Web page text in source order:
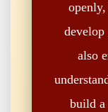
develop
also
build a